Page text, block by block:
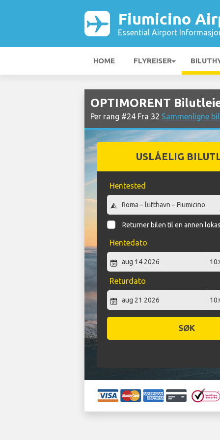
Fiumicino
Essential Airport
HOME FLYREISER
OPTIMORENT
Per rang #24 Fra 32 Sammenligne
USLÅELIG
Hentested
Returner bilen til en annen
Hentedato
Returdato
SØK